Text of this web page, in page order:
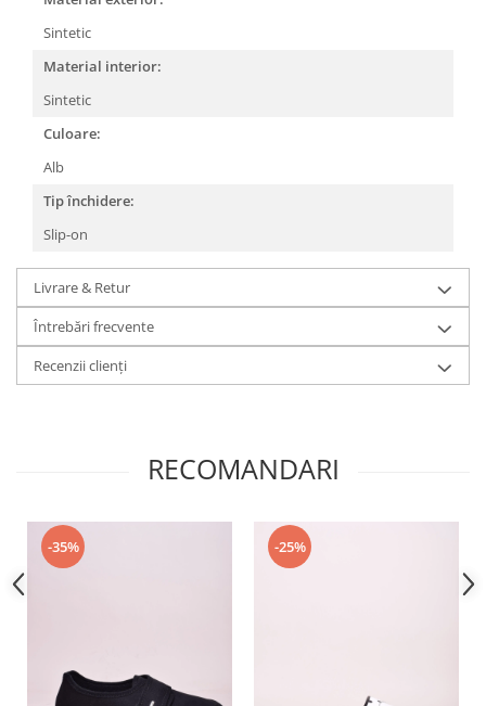
Sintetic
Material interior:
Sintetic
Culoare:
Alb
Tip închidere:
Slip-on
Livrare & Retur
Întrebări frecvente
Recenzii clienți
RECOMANDARI
-35% -25%